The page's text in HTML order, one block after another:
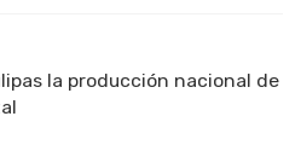
la producción nacional de